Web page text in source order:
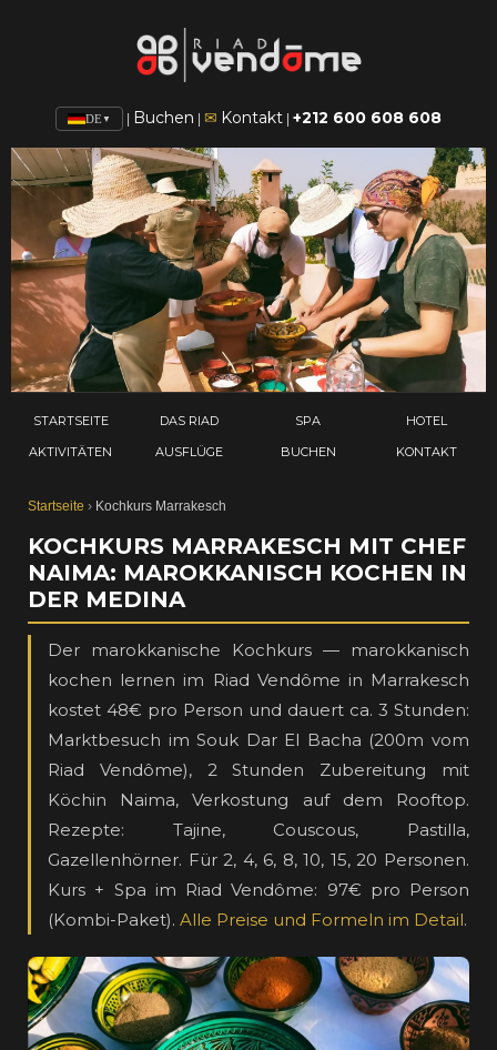
DE ▼ Buchen ✉ Kontakt +212 600 608 608
STARTSEITE DAS RIAD SPA
HOTEL
AKTIVITÄTEN
AUSFLÜGE BUCHEN KONTAKT
Startseite › Kochkurs Marrakesch
KOCHKURS MARRAKESCH MIT CHEF
NAIMA: MAROKKANISCH KOCHEN IN
DER MEDINA
Der marokkanische Kochkurs — marokkanisch
kochen lernen im Riad Vendôme in Marrakesch
kostet 48€ pro Person und dauert ca. 3 Stunden:
Marktbesuch im Souk Dar El Bacha (200m vom
Riad Vendôme), 2 Stunden Zubereitung mit
Köchin Naima, Verkostung auf dem Rooftop.
Rezepte: Tajine, Couscous, Pastilla,
Gazellenhörner. Für 2, 4, 6, 8, 10, 15, 20 Personen.
Kurs + Spa im Riad Vendôme: 97€ pro Person
(Kombi-Paket). Alle Preise und Formeln im Detail.